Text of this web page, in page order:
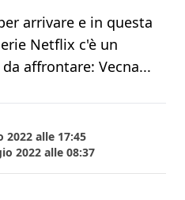
arrivare e in questa
Netflix c'è un
affrontare: Vecna...
2022 alle 17:45
2022 alle 08:37